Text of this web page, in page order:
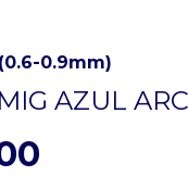
0.9mm)
AZUL